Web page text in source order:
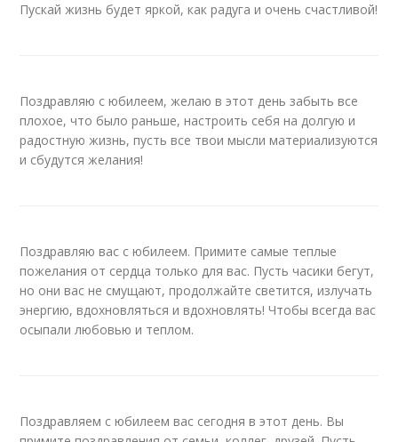
Пускай жизнь будет яркой, как радуга и очень счастливой!
Поздравляю с юбилеем, желаю в этот день забыть все
плохое, что было раньше, настроить себя на долгую и
радостную жизнь, пусть все твои мысли материализуются
и сбудутся желания!
Поздравляю вас с юбилеем. Примите самые теплые
пожелания от сердца только для вас. Пусть часики бегут,
но они вас не смущают, продолжайте светится, излучать
энергию, вдохновляться и вдохновлять! Чтобы всегда вас
осыпали любовью и теплом.
Поздравляем с юбилеем вас сегодня в этот день. Вы